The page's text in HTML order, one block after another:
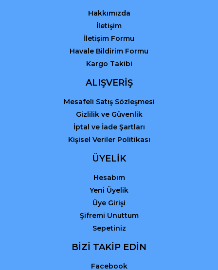
Gönder
Hakkımızda
İletişim
İletişim Formu
Havale Bildirim Formu
Kargo Takibi
ALIŞVERİŞ
Mesafeli Satış Sözleşmesi
Gizlilik ve Güvenlik
İptal ve İade Şartları
Kişisel Veriler Politikası
ÜYELİK
Hesabım
Yeni Üyelik
Üye Girişi
Şifremi Unuttum
Sepetiniz
BİZİ TAKİP EDİN
Facebook